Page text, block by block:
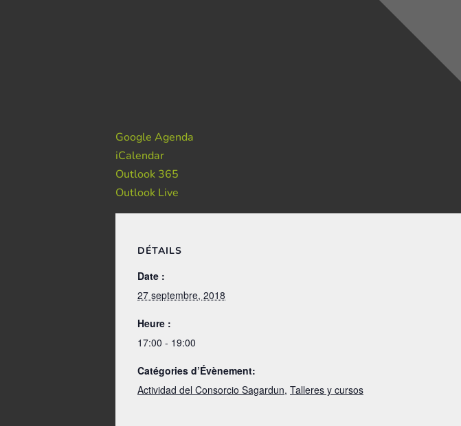
Google Agenda
iCalendar
Outlook 365
Outlook Live
DÉTAILS
Date :
27 septembre, 2018
Heure :
17:00 - 19:00
Catégories d’Évènement:
Actividad del Consorcio Sagardun, Talleres y cursos